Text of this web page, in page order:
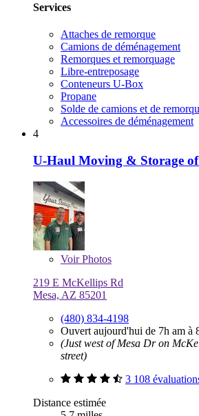
Services
Attaches de remorque
Camions de déménagement
Remorques et remorquage
Libre-entreposage
Conteneurs U-Box
Propane
Solde de camions et de
Accessoires de déménagement
4
U-Haul Moving & Storage
VoirPhotos
219 E McKellips Rd
Mesa, AZ 85201
(480) 834-4198
Ouvert aujourd'hui de 7h am à
(Just west of Mesa Dr on
street)
3 108
Distance estimée